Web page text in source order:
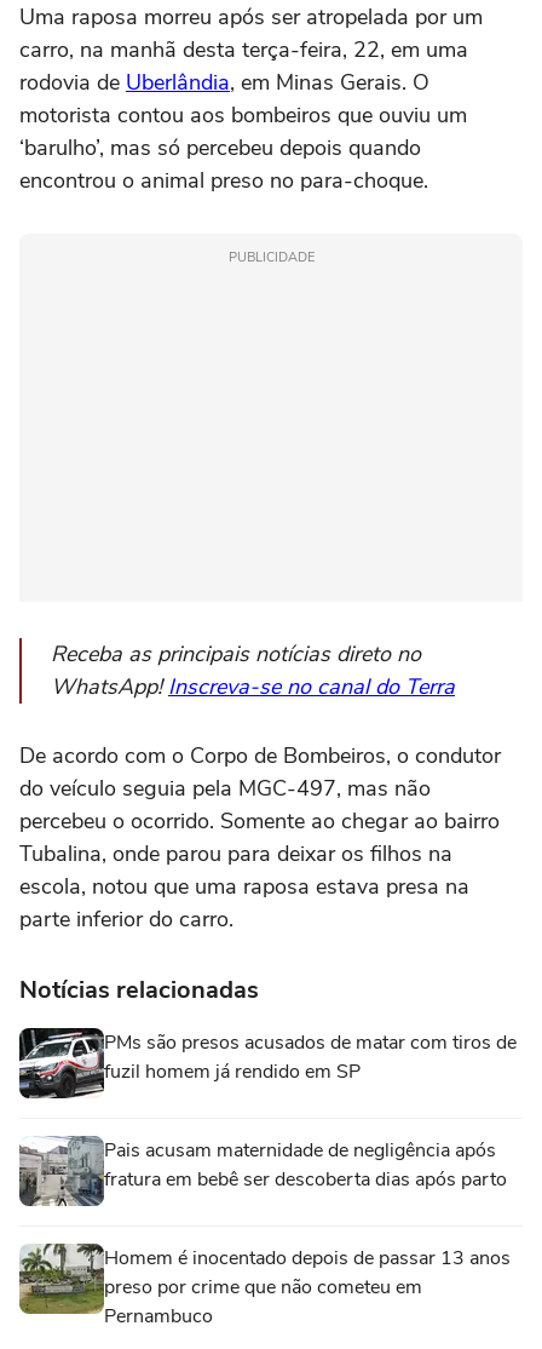
Uma raposa morreu após ser atropelada por um
carro, na manhã desta terça-feira, 22, em uma
rodovia de Uberlândia, em Minas Gerais. O
motorista contou aos bombeiros que ouviu um
‘barulho’, mas só percebeu depois quando
encontrou o animal preso no para-choque.
PUBLICIDADE
Receba as principais notícias direto no
WhatsApp!Inscreva-se no canal do Terra
De acordo com o Corpo de Bombeiros, o condutor
do veículo seguia pela MGC-497, mas não
percebeu o ocorrido. Somente ao chegar ao bairro
Tubalina, onde parou para deixar os filhos na
escola, notou que uma raposa estava presa na
parte inferior do carro.
Notícias relacionadas
PMs são presos acusados de matar com tiros de
fuzil homem já rendido em SP
Pais acusam maternidade de negligência após
fratura em bebê ser descoberta dias após parto
Homem é inocentado depois de passar 13 anos
preso por crime que não cometeu em
Pernambuco